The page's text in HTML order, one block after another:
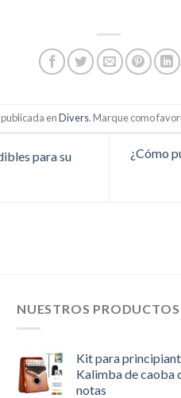
enDivers. Marque como
para su
¿Cómo
NUESTROS PRODUCTOS
Kit para
Kalimba de caoba
notas